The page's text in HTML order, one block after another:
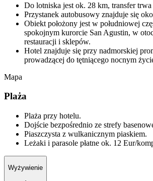
Do lotniska jest ok. 28 km, transfer
Przystanek autobusowy znajduje się
Obiekt położony jest w południowej
spokojnym kurorcie San Agustin, w
restauracji i sklepów.
Hotel znajduje się przy nadmorskiej
prowadzącej do tętniącego nocnym
Mapa
Plaża
Plaża przy hotelu.
Dojście bezpośrednio ze strefy
Piaszczysta z wulkanicznym piaskiem.
Leżaki i parasole płatne ok. 12 Eur/
Wyżywienie